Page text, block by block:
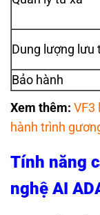
Dung lượng lưu
Bảo hành
Xem thêm: VF3
hành trình
Tính năng
nghệ AI